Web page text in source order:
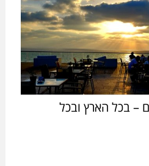
– בכל הארץ ובכל